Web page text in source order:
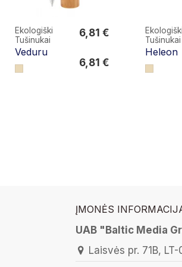
Ekologiški
Tušinukai
Veduru
6,81 €
6,81 €
Ekologiški
Tušinukai
Heleon
ĮMONĖS
UAB "Baltic Media
Laisvės pr. 71B,